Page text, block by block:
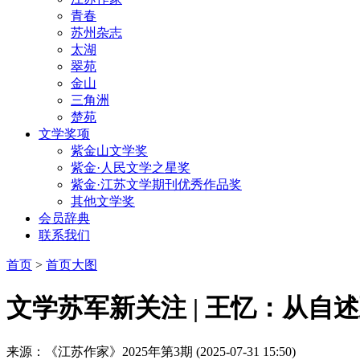
青春
苏州杂志
太湖
翠苑
金山
三角洲
楚苑
文学奖项
紫金山文学奖
紫金·人民文学之星奖
紫金·江苏文学期刊优秀作品奖
其他文学奖
会员辞典
联系我们
首页 > 首页大图
文学苏军新关注 | 王忆：从自
来源：《江苏作家》2025年第3期 (2025-07-31 15:50)